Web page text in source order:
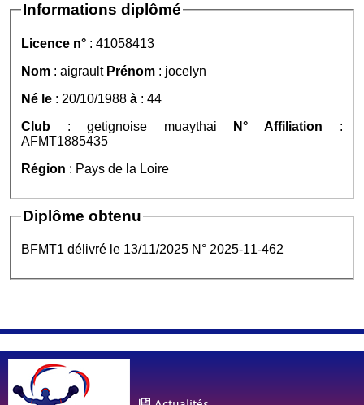
Informations diplômé
Licence n° : 41058413
Nom : aigrault Prénom : jocelyn
Né le : 20/10/1988 à : 44
Club : getignoise muaythai N° Affiliation :
AFMT1885435
Région : Pays de la Loire
Diplôme obtenu
BFMT1 délivré le 13/11/2025 N° 2025-11-462